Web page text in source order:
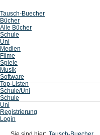
Tausch-Buecher
Bücher
Alle Bücher
Schule
Uni
Medien
Filme
Spiele
Musik
Software
Top-Listen
Schule/Uni
Schule
Uni
Registrierung
Login